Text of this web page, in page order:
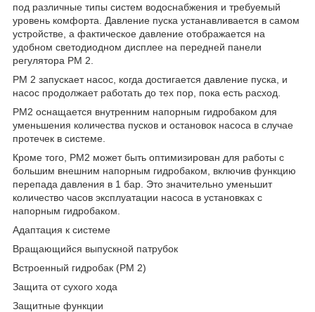
под различные типы систем водоснабжения и требуемый
уровень комфорта. Давление пуска устанавливается в самом
устройстве, а фактическое давление отображается на
удобном светодиодном дисплее на передней панели
регулятора PM 2.
PM 2 запускает насос, когда достигается давление пуска, и
насос продолжает работать до тех пор, пока есть расход.
PM2 оснащается внутренним напорным гидробаком для
уменьшения количества пусков и остановок насоса в случае
протечек в системе.
Кроме того, PM2 может быть оптимизирован для работы с
большим внешним напорным гидробаком, включив функцию
перепада давления в 1 бар. Это значительно уменьшит
количество часов эксплуатации насоса в установках с
напорным гидробаком.
Адаптация к системе
Вращающийся выпускной патрубок
Встроенный гидробак (PM 2)
Защита от сухого хода
Защитные функции